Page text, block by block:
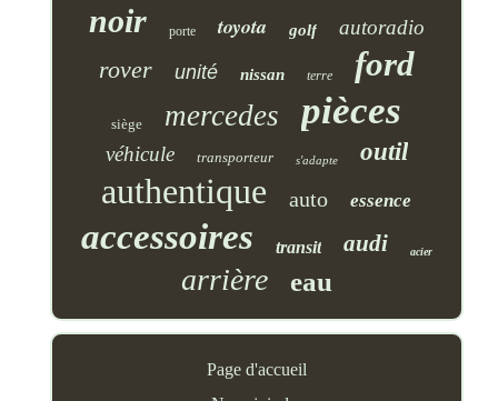
noir porte toyota golf autoradio
rover unité nissan terre ford
siège mercedes pièces
véhicule transporteur s'adapte outil
authentique auto essence
accessoires transit audi acier
arrière eau
Page d'accueil